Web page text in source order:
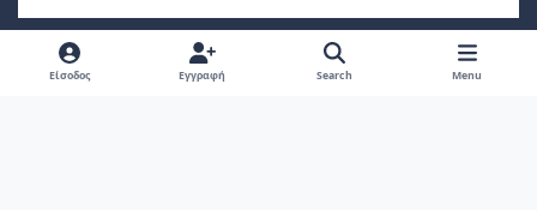
Light ModeDark ModeSystem Preference
f
Είσοδος Εγγραφή Search Menu